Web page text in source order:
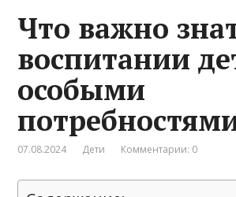
Что важно
воспитании
особыми
07.08.2024 Дети Комментарии: 0